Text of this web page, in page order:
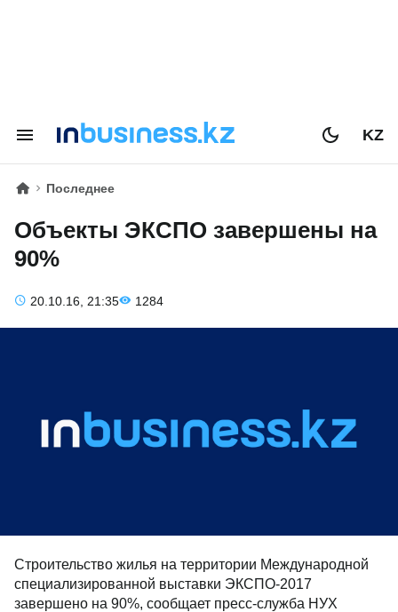
KZ
Последнее
Объекты ЭКСПО завершены на
90%
20.10.16, 21:35 1284
Строительство жилья на территории Международной
специализированной выставки ЭКСПО-2017
завершено на 90%, сообщает пресс-служба НУХ